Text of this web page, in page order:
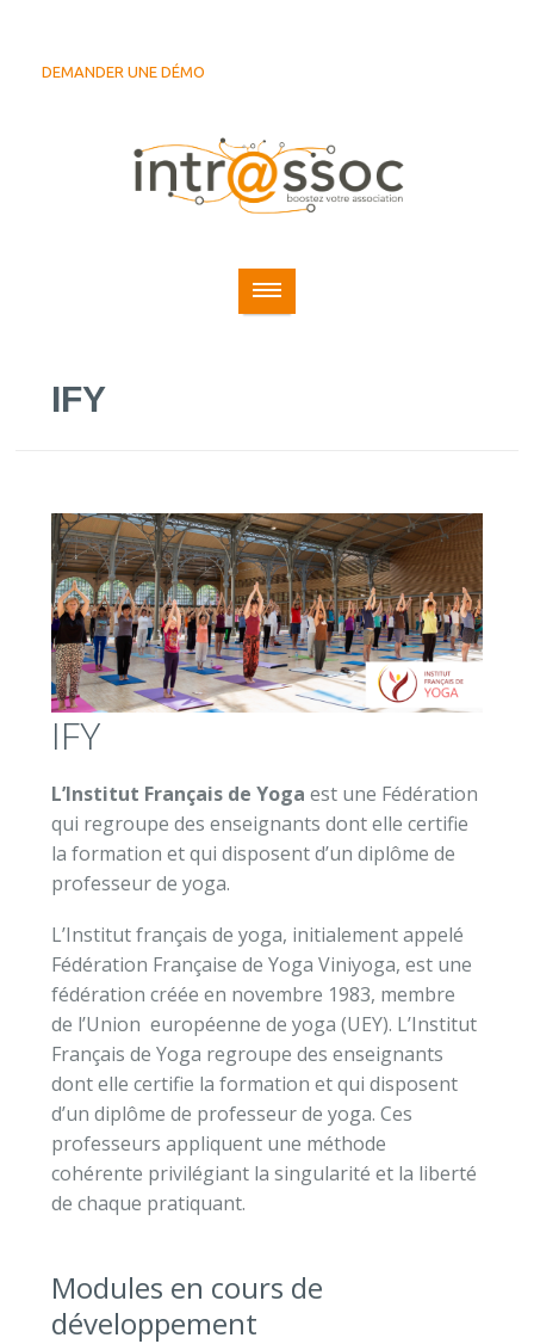
DEMANDER UNE DÉMO
IFY
IFY
L’Institut Français de Yoga est une Fédération
qui regroupe des enseignants dont elle certifie
la formation et qui disposent d’un diplôme de
professeur de yoga.
L’Institut français de yoga, initialement appelé
Fédération Française de YogaViniyoga, est une
fédération créée en novembre 1983, membre
de l’Unioneuropéenne de yoga (UEY). L’Institut
Français de Yoga regroupe des enseignants
dont elle certifie laformation et qui disposent
d’un diplôme de professeur de yoga.Ces
professeurs appliquent une méthode
cohérente privilégiant la singularité et la liberté
de chaque pratiquant.
Modules en cours de
développement